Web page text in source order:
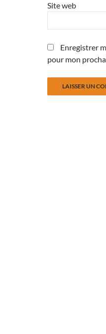
Site web
Enregistrer
pour mon